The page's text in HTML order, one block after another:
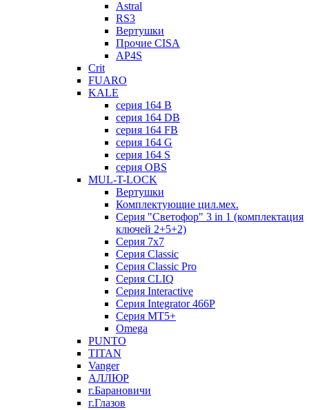
Astral
RS3
Вертушки
Прочие CISA
AP4S
Crit
FUARO
KALE
серия 164 B
серия 164 DB
серия 164 FB
серия 164 G
серия 164 S
серия OBS
MUL-T-LOCK
Вертушки
Комплектующие цил.мех.
Серия "Светофор" 3 in 1 (комплектация
ключей 2+5+2)
Серия 7х7
Серия Classic
Серия Classic Pro
Серия CLIQ
Серия Interactive
Серия Integrator 466P
Серия MT5+
Omega
PUNTO
TITAN
Vanger
АЛЛЮР
г.Барановичи
г.Глазов